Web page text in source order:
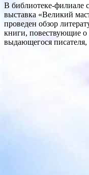
В библиотеке-филиале
выставка «Великий
проведен обзор
книги, повествующие
выдающегося писателя,